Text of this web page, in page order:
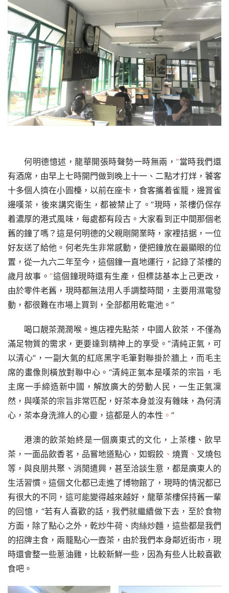
何明德憶述，龍華開張時聲勢一時無兩，“當時我們還
有酒席，由早上七時開門做到晚上十一、二點才打烊，饕客
十多個人擠在小圓檯，以前在座卡，食客攜着雀籠，邊賞雀
邊嘆茶，後來講究衛生，都被禁止了。”現時，茶樓仍保存
着濃厚的港式風味，每處都有段古。大家看到正中間那個老
舊的鐘了嗎？這是何明德的父親剛開業時，家裡拮据，一位
好友送了給他。何老先生非常感動，便把鐘放在最顯眼的位
置，從一九六二年至今，這個鐘一直地運行，記錄了茶樓的
歲月故事。“這個鐘現時還有生產，但標誌基本上己更改，
由於零件老舊，現時都無法用人手調整時間，主要用濕電發
動，都很難在市場上買到，全部都用乾電池。”
喝口靚茶潤潤喉。進店裡先點茶，中國人飲茶，不僅為
滿足物質的需求，更要達到精神上的享受。“清純正氣，可
以清心”，一副大氣的紅底黑字毛筆對聯掛於牆上，而毛主
席的畫像則橫放對聯中心。“清純正氣本是嘆茶的宗旨，毛
主席一手締造新中國，解放廣大的勞動人民，一生正氣凜
然，與嘆茶的宗旨非常匹配，好茶本身並沒有雜味，為何清
心，茶本身洗滌人的心靈，這都是人的本性 。 ”
港澳的飲茶始終是一個廣東式的文化，上茶樓、飲早
茶，一面品飲香茗，品嘗地道點心，如蝦餃 、 燒賣 、 叉燒包
等，與良朋共聚、消閒遣興，甚至洽談生意，都是廣東人的
生活習慣。這個文化都已走進了博物館了，現時的情況都已
有很大的不同，這可能變得越來越好，龍華茶樓保持舊一輩
的回憶，“若有人喜歡的話，我們就繼續做下去，至於食物
方面，除了點心之外，乾炒牛荷、肉絲炒麵，這些都是我們
的招牌主食，兩籠點心一壺茶，由於我們本身鄰近街市，現
時還會整一些蔥油雞，比較新鮮一些，因為有些人比較喜歡
食吧。